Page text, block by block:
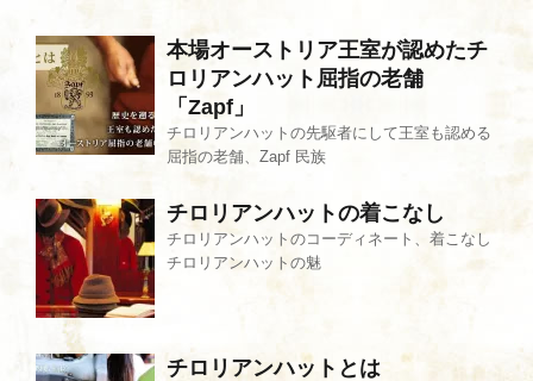
本場オーストリア王室が認めたチ
ロリアンハット屈指の老舗
「Zapf」
チロリアンハットの先駆者にして王室も認める
屈指の老舗、Zapf 民族
チロリアンハットの着こなし
チロリアンハットのコーディネート、着こなし
チロリアンハットの魅
チロリアンハットとは